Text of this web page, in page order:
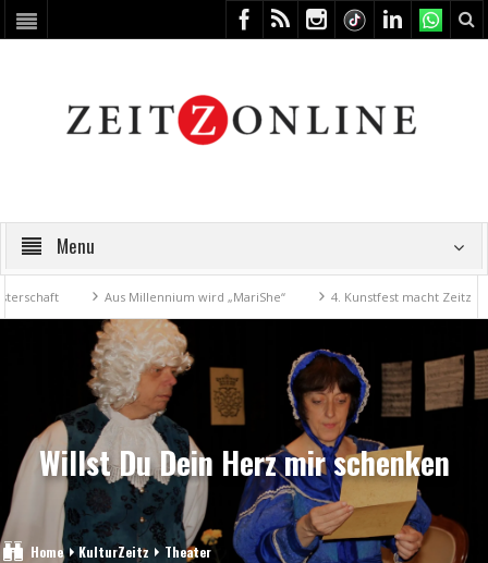
Menu
Aus Millennium wird „MariShe“ 4. Kunstfest macht Zeitz zum
Willst Du Dein Herz mir schenken
Home KulturZeitz Theater